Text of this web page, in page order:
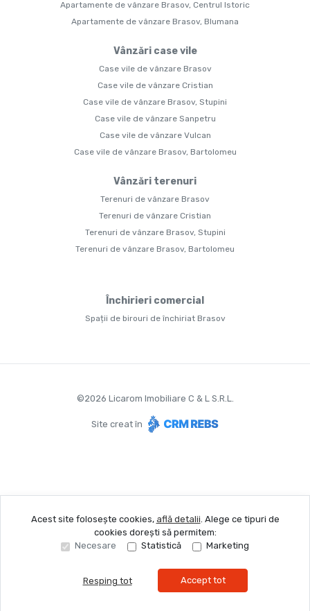
Sună acum Solicită vizionare
Apartamente de vânzare Brasov, Centrul Istoric
Apartamente de vânzare Brasov, Blumana
Vânzări case vile
Case vile de vânzare Brasov
Case vile de vânzare Cristian
Case vile de vânzare Brasov, Stupini
Case vile de vânzare Sanpetru
Case vile de vânzare Vulcan
Case vile de vânzare Brasov, Bartolomeu
Vânzări terenuri
Terenuri de vânzare Brasov
Terenuri de vânzare Cristian
Terenuri de vânzare Brasov, Stupini
Terenuri de vânzare Brasov, Bartolomeu
Închirieri comercial
Spații de birouri de închiriat Brasov
©2026 Licarom Imobiliare C & L S.R.L.
Site creat în
Acest site folosește cookies, află detalii. Alege ce tipuri de
cookies dorești să permitem:
Necesare
Statistică Marketing
Resping tot Accept tot